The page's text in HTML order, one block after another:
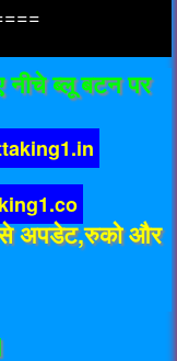
नीचे ब्लू बटन पर
से अपडेट,रुको और